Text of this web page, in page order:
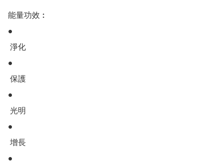
能量功效︰
●
‬‭ 淨化‬
●
‬‭ 保護‬
●
‬‭ 光明‬
●
‬‭ 增長‬
●